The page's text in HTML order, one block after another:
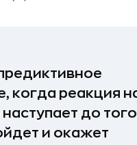
когда реакция
до
и окажет